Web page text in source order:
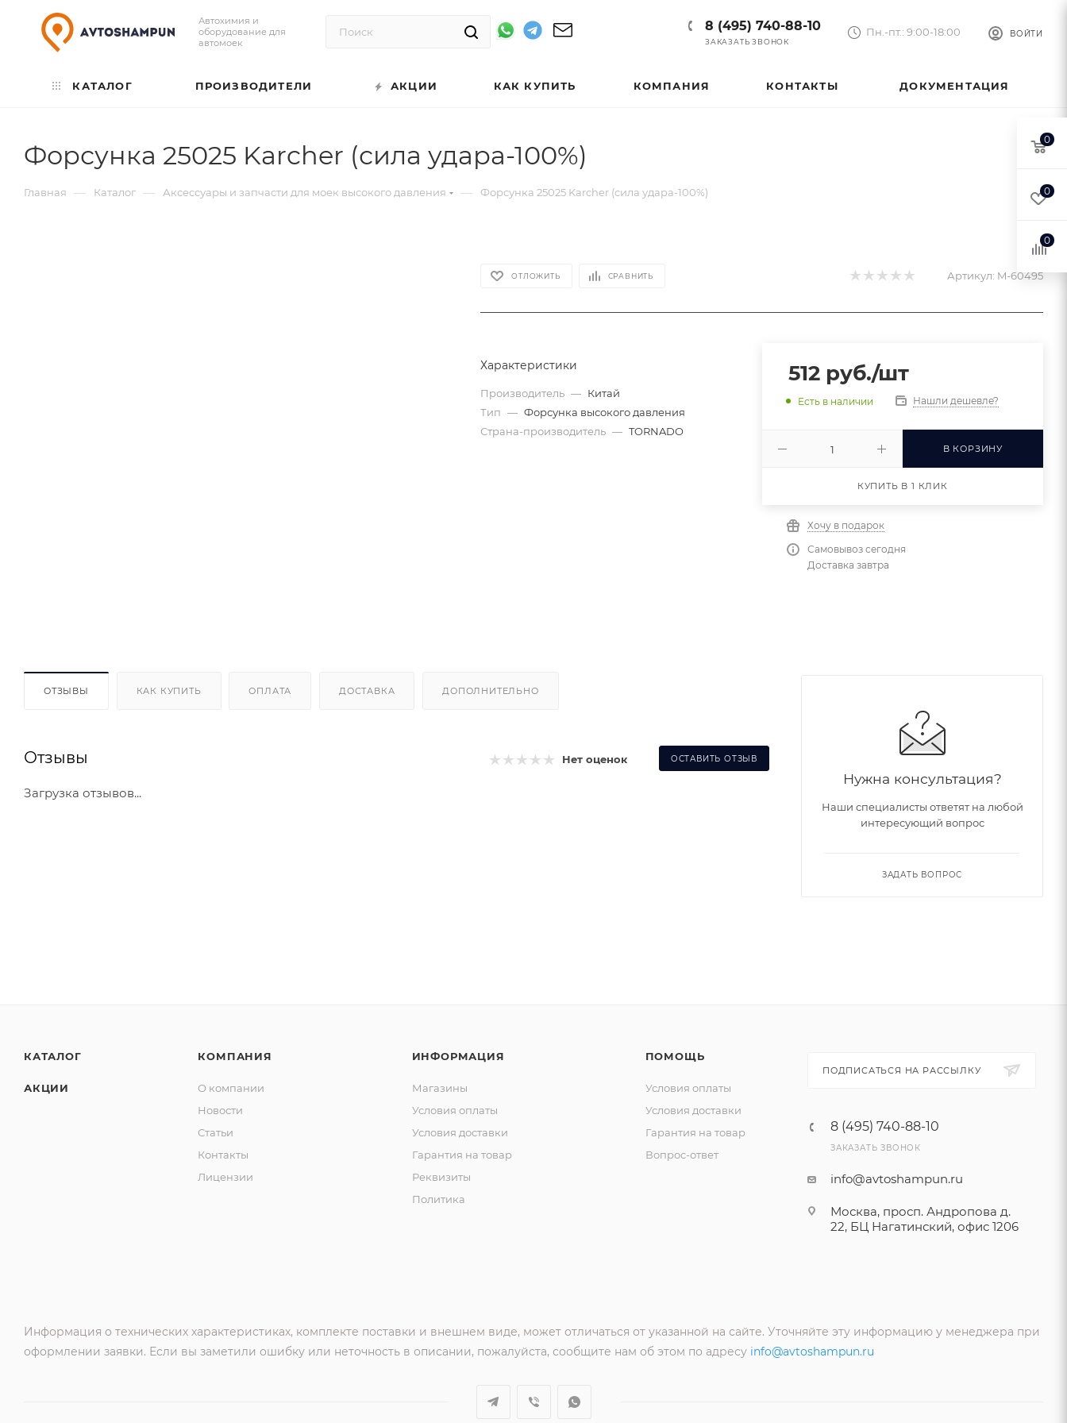
Автохимия и
оборудование для
автомоек
ВОЙТИ
8 (495) 740-88-10
ЗАКАЗАТЬ ЗВОНОК
Пн.-пт.: 9:00-18:00
КАТАЛОГ ПРОИЗВОДИТЕЛИ АКЦИИ КАК КУПИТЬ КОМПАНИЯ КОНТАКТЫ ДОКУМЕНТАЦИЯ
Форсунка 25025 Karcher (сила удара-100%)
Главная — Каталог — Аксессуары и запчасти для моек высокого давления — Форсунка 25025 Karcher (сила удара-100%)
ОТЛОЖИТЬ СРАВНИТЬ Артикул: M-60495
Характеристики
Производитель — Китай
Тип — Форсунка высокого давления
Страна-производитель — TORNADO
512руб./шт
Есть в наличии Нашли дешевле?
В КОРЗИНУ
КУПИТЬ В 1 КЛИК
Хочу в подарок
Самовывоз сегодня
Доставка завтра
ОТЗЫВЫ КАК КУПИТЬ ОПЛАТА ДОСТАВКА ДОПОЛНИТЕЛЬНО
Отзывы Нет оценок ОСТАВИТЬ ОТЗЫВ
Загрузка отзывов...
Нужна консультация?
Наши специалисты ответят на любой
интересующий вопрос
ЗАДАТЬ ВОПРОС
КАТАЛОГ
АКЦИИ
КОМПАНИЯ
О компании
Новости
Статьи
Контакты
Лицензии
ИНФОРМАЦИЯ
Магазины
Условия оплаты
Условия доставки
Гарантия на товар
Реквизиты
Политика
ПОМОЩЬ
Условия оплаты
Условия доставки
Гарантия на товар
Вопрос-ответ
ПОДПИСАТЬСЯ НА РАССЫЛКУ
8 (495) 740-88-10
ЗАКАЗАТЬ ЗВОНОК
info@avtoshampun.ru
Москва, просп. Андропова д.
22, БЦ Нагатинский, офис 1206
Информация о технических характеристиках, комплекте поставки и внешнем виде, может отличаться от указанной на сайте. Уточняйте эту информацию у менеджера при
оформлении заявки. Если вы заметили ошибку или неточность в описании, пожалуйста, сообщите нам об этом по адресу info@avtoshampun.ru
0
0
0